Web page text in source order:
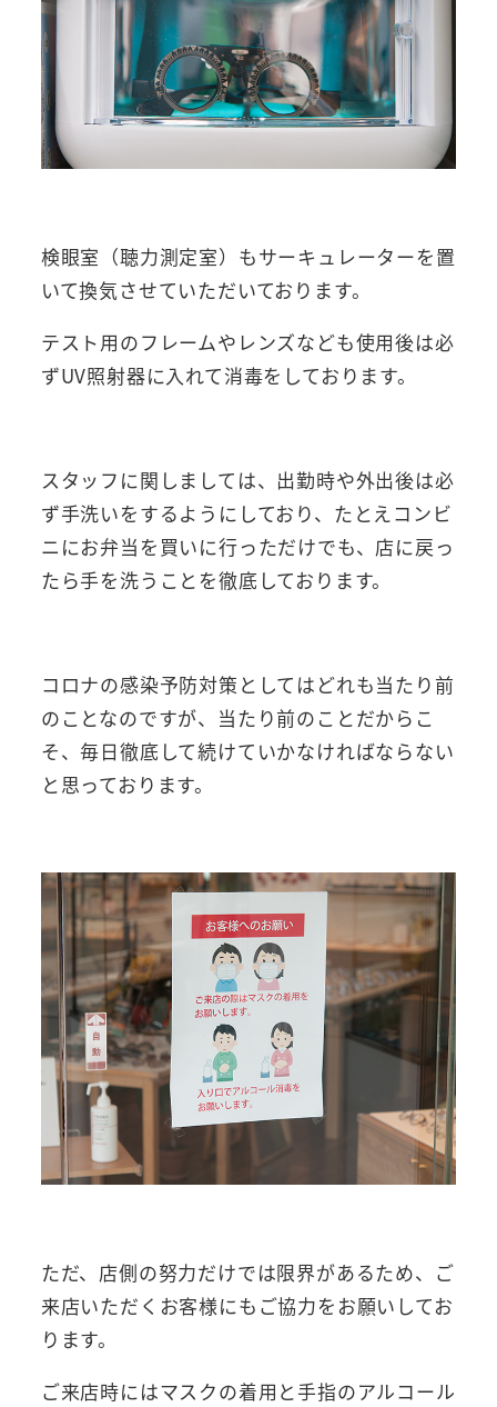
検眼室（聴力測定室）もサーキュレーターを置
いて換気させていただいております。
テスト用のフレームやレンズなども使用後は必
ずUV照射器に入れて消毒をしております。
スタッフに関しましては、出勤時や外出後は必
ず手洗いをするようにしており、たとえコンビ
ニにお弁当を買いに行っただけでも、店に戻っ
たら手を洗うことを徹底しております。
コロナの感染予防対策としてはどれも当たり前
のことなのですが、当たり前のことだからこ
そ、毎日徹底して続けていかなければならない
と思っております。
ただ、店側の努力だけでは限界があるため、ご
来店いただくお客様にもご協力をお願いしてお
ります。
ご来店時にはマスクの着用と手指のアルコール